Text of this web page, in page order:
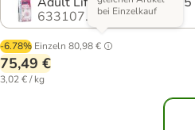
633107.1
-6.78% Einzeln 80,98 €
bei Einzelkauf
75,49 €
3,02 € / kg